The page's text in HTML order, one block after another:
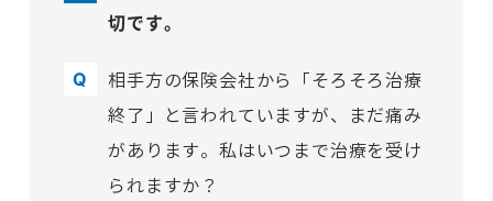
切です。
相手方の保険会社から「そろそろ治療
終了」と言われていますが、まだ痛み
があります。私はいつまで治療を受け
られますか？